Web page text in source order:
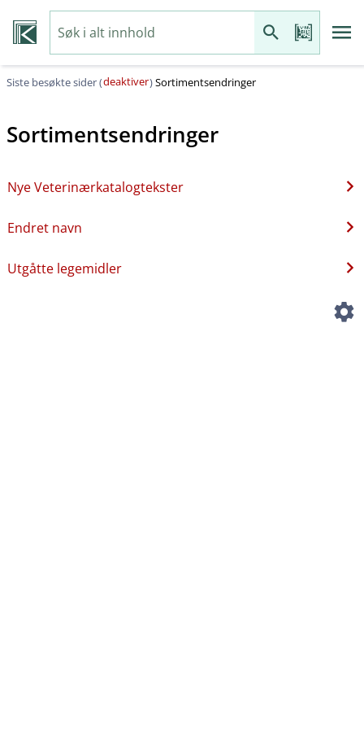
Siste besøkte sider (deaktiver)Sortimentsendringer
Sortimentsendringer
Nye Veterinærkatalogtekster
Endret navn
Utgåtte legemidler